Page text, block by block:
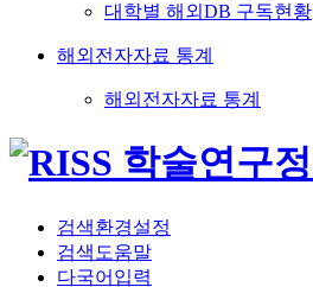
대학별 해외DB 구독현황
해외전자자료 통계
해외전자자료 통계
검색환경설정
검색도움말
다국어입력